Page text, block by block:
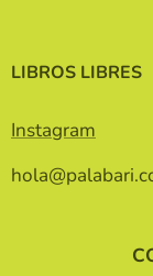
LIBROS LIBRES
Instagram